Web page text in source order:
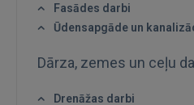
Fasādes darbi
Ūdensapgāde un
Dārza, zemes un ceļu
Drenāžas darbi